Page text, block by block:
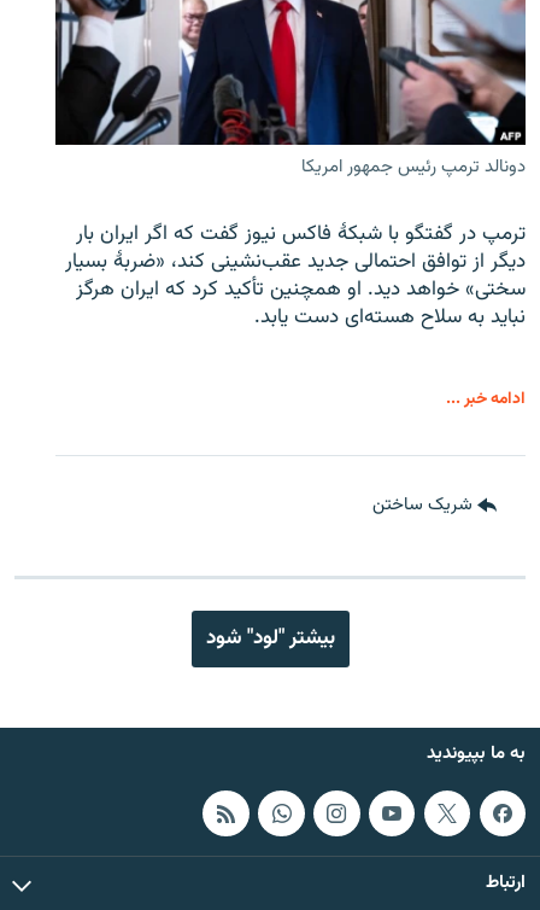
دونالد ترمپ رئیس جمهور امریکا
ترمپ در گفتگو با شبکهٔ فاکس نیوز گفت که اگر ایران بار
دیگر از توافق احتمالی جدید عقب‌نشینی کند، «ضربهٔ بسیار
سختی» خواهد دید. او همچنین تأکید کرد که ایران هرگز
نباید به سلاح هسته‌ای دست یابد.
ادامه خبر ...
شریک ساختن
بیشتر "لود" شود
به ما بپیوندید
ارتباط